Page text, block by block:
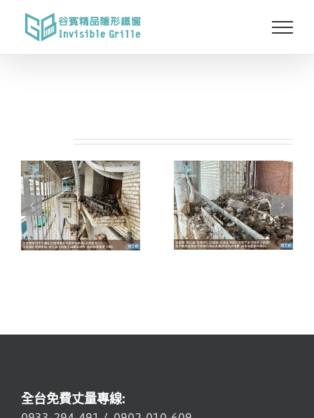
全台免費丈量專線: